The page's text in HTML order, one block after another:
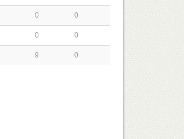
0 0
0 0
9 0